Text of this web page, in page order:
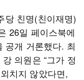
당 친명(친이재명)
26일 페이스북에
공개 거론했다. 최
의원은 “그가 정
치지 않았다면,